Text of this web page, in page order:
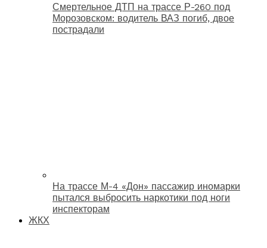
Смертельное ДТП на трассе Р-260 под
Морозовском: водитель ВАЗ погиб, двое
пострадали
На трассе М-4 «Дон» пассажир иномарки
пытался выбросить наркотики под ноги
инспекторам
ЖКХ